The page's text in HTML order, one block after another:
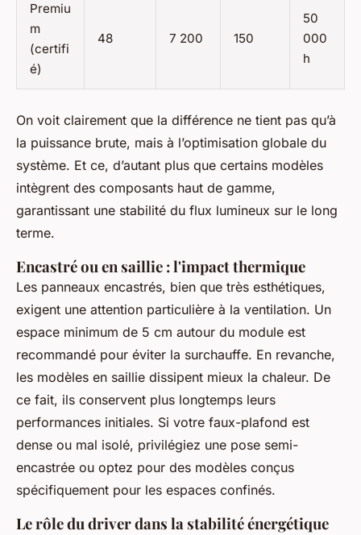
Premiu
m
(certifi
é)
48 7 200 150
50
000
h
On voit clairement que la différence ne tient pas qu’à
la puissance brute, mais à l’optimisation globale du
système. Et ce, d’autant plus que certains modèles
intègrent des composants haut de gamme,
garantissant une stabilité du flux lumineux sur le long
terme.
Encastré ou en saillie : l'impact thermique
Les panneaux encastrés, bien que très esthétiques,
exigent une attention particulière à la ventilation. Un
espace minimum de 5 cm autour du module est
recommandé pour éviter la surchauffe. En revanche,
les modèles en saillie dissipent mieux la chaleur. De
ce fait, ils conservent plus longtemps leurs
performances initiales. Si votre faux-plafond est
dense ou mal isolé, privilégiez une pose semi-
encastrée ou optez pour des modèles conçus
spécifiquement pour les espaces confinés.
Le rôle du driver dans la stabilité énergétique